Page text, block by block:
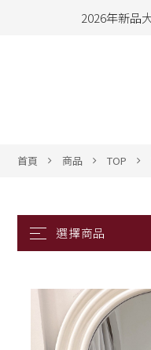
2026年新品
2026年新品
CLOTHING
BOTTOM
ACC&SHOE
首頁 商品 TOP